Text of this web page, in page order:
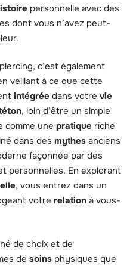
personnelle avec des
dont vous n’avez peut-
c’est également
veillant à ce que cette
intégrée dans votre vie
, loin d’être un simple
comme une pratique riche
dans des mythes anciens
façonnée par des
personnelles. En explorant
, vous entrez dans un
votre relation à vous-
de choix et de
de soins physiques que